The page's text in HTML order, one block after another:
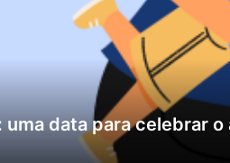
uma data para celebrar